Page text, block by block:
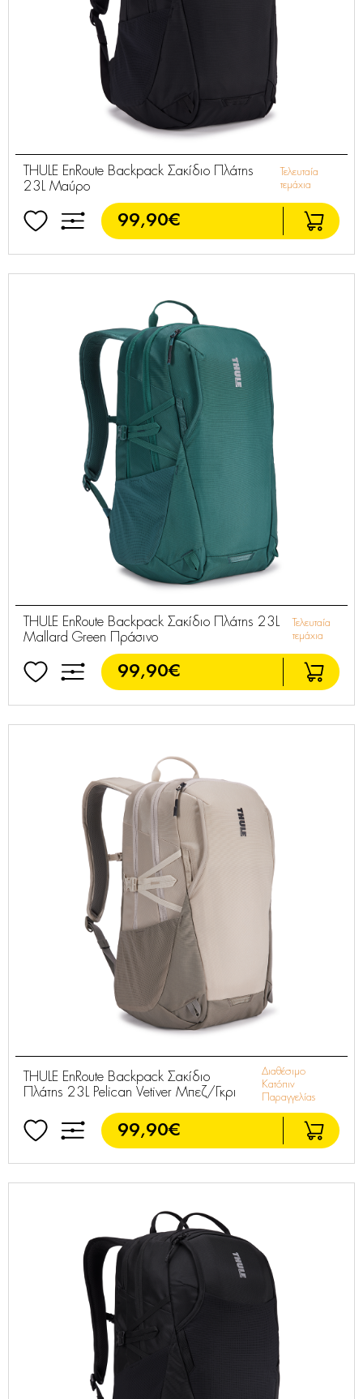
THULE EnRoute Backpack Σακίδιο Πλάτης
23L Μαύρο
Τελευταία
τεμάχια
99,90€
THULE EnRoute Backpack Σακίδιο Πλάτης 23L
Mallard Green Πράσινο
Τελευταία
τεμάχια
99,90€
THULE EnRoute Backpack Σακίδιο
Πλάτης 23L Pelican Vetiver Μπεζ/Γκρι
Διαθέσιμο
Κατόπιν
Παραγγελίας
99,90€